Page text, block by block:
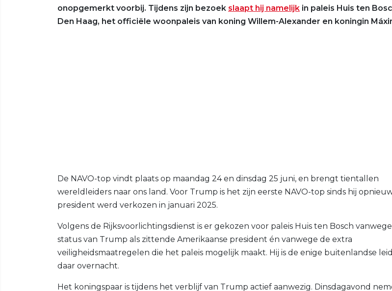
onopgemerkt voorbij. Tijdens zijn bezoek slaapt hij namelijk in paleis Huis ten
Den Haag, het officiële woonpaleis van koning Willem-Alexander en koningin
De NAVO-top vindt plaats op maandag 24 en dinsdag 25 juni, en brengt tientallen
wereldleiders naar ons land. Voor Trump is het zijn eerste NAVO-top sinds hij
president werd verkozen in januari 2025.
Volgens de Rijksvoorlichtingsdienst is er gekozen voor paleis Huis ten Bosch
status van Trump als zittende Amerikaanse president én vanwege de extra
veiligheidsmaatregelen die het paleis mogelijk maakt. Hij is de enige buitenlandse
daar overnacht.
Het koningspaar is tijdens het verblijf van Trump actief aanwezig. Dinsdagavond